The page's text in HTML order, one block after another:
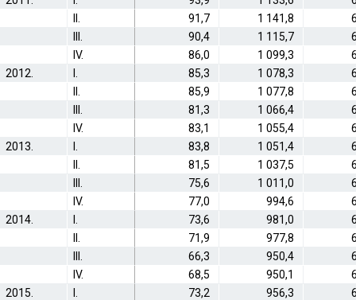
91,7 1 141,8
90,4 1 115,7
IV.
86,0 1 099,3
2012.
85,3 1 078,3
85,9 1 077,8
81,3 1 066,4
IV.
83,1 1 055,4
2013.
83,8 1 051,4
81,5 1 037,5
75,6 1 011,0
IV.
77,0 994,6
2014.
73,6 981,0
71,9 977,8
66,3 950,4
IV.
68,5 950,1
2015.
73,2 956,3